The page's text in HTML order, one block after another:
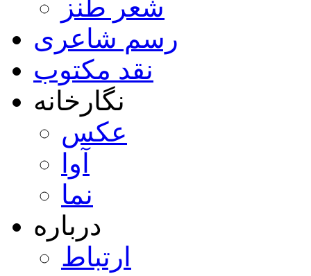
شعر طنز
رسم شاعری
نقد مکتوب
نگارخانه
عکس
آوا
نما
درباره
ارتباط